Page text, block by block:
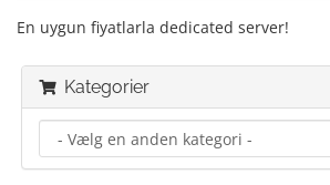
En uygun fiyatlarla dedicated server!
Kategorier